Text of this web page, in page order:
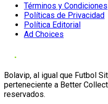
Términos y Condiciones
Políticas de Privacidad
Política Editorial
Ad Choices
Bolavip, al igual que Futbol
perteneciente a Better
reservados.